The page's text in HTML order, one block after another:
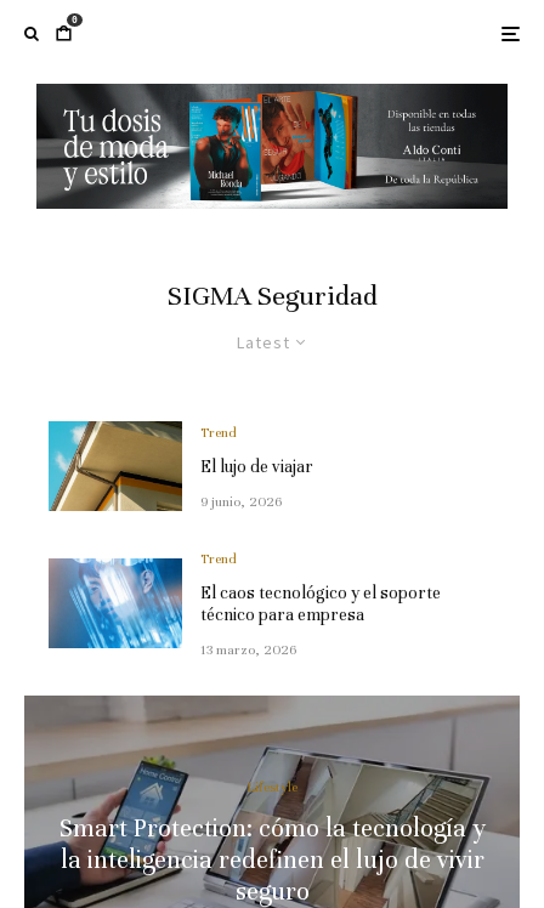
0
SIGMA Seguridad
Latest
Trend
El lujo de viajar
9 junio, 2026
Trend
El caos tecnológico y el soporte
técnico para empresa
13 marzo, 2026
Lifestyle
Smart Protection: cómo la tecnología y
la inteligencia redefinen el lujo de vivir
seguro